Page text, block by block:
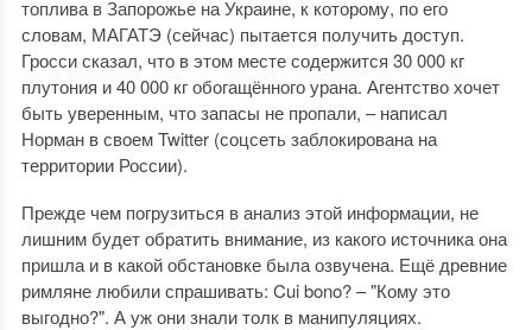
топлива в Запорожье на Украине, к которому, по его
словам, МАГАТЭ (сейчас) пытается получить доступ.
Гросси сказал, что в этом месте содержится 30 000 кг
плутония и 40 000 кг обогащённого урана. Агентство хочет
быть уверенным, что запасы не пропали, – написал
Норман в своем Twitter (соцсеть заблокирована на
территории России).
Прежде чем погрузиться в анализ этой информации, не
лишним будет обратить внимание, из какого источника она
пришла и в какой обстановке была озвучена. Ещё древние
римляне любили спрашивать: Cui bono? – "Кому это
выгодно?". А уж они знали толк в манипуляциях.